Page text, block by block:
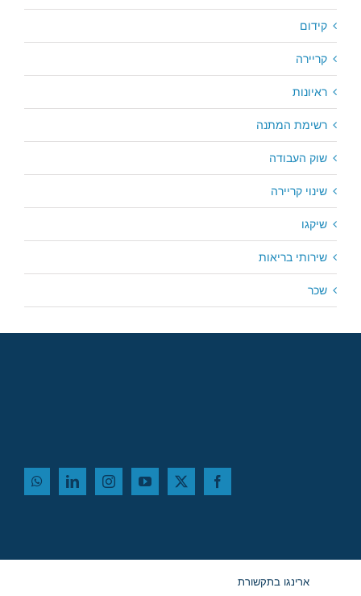
קידום
קריירה
ראיונות
רשימת המתנה
שוק העבודה
שינוי קריירה
שיקגו
שירותי בריאות
שכר
ארינגו בתקשורת